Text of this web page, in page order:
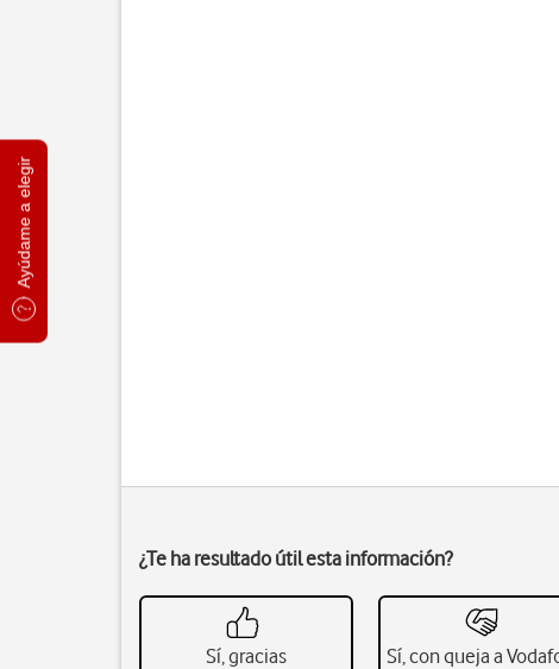
Ayúdame a elegir
¿Te ha resultado útil esta información?
Sí, gracias Sí, con queja a